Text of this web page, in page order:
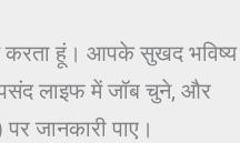
करता हूं। आपके सुखद भविष्य
लाइफ में जॉब चुने, और
जानकारी पाए।